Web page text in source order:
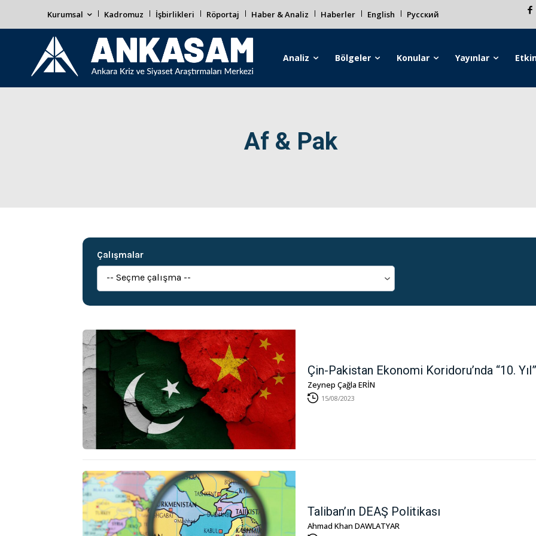
Kurumsal Kadromuz İşbirlikleri Röportaj Haber & Analiz Haberler English Русский
Analiz Bölgeler Konular Yayınlar
Af & Pak
Çalışmalar
Çin-Pakistan Ekonomi Koridoru’nda “10. Yıl”
Zeynep Çağla ERİN
15/08/2023
Taliban’ın DEAŞ Politikası
Ahmad Khan DAWLATYAR